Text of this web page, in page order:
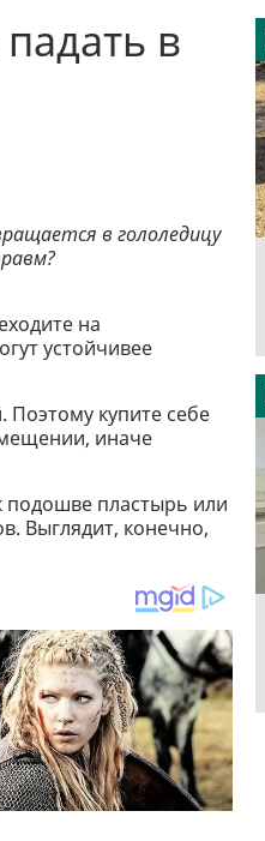
в
в гололедицу
на
устойчивее
Поэтому купите себе
иначе
подошве пластырь или
Выглядит, конечно,